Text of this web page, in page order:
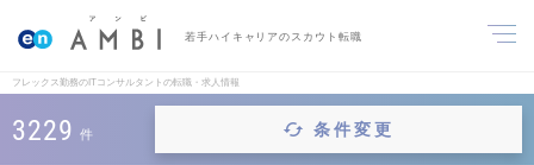
若手ハイキャリアのスカウト転職
フレックス勤務のITコンサルタントの転職・求人情報
3229 件 条件変更